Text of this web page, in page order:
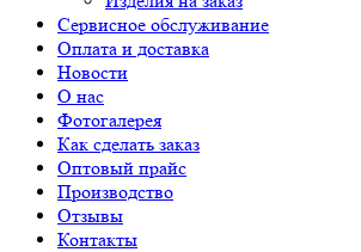
Сервисное обслуживание
Оплата и доставка
Новости
О нас
Фотогалерея
Как сделать заказ
Оптовый прайс
Производство
Отзывы
Контакты